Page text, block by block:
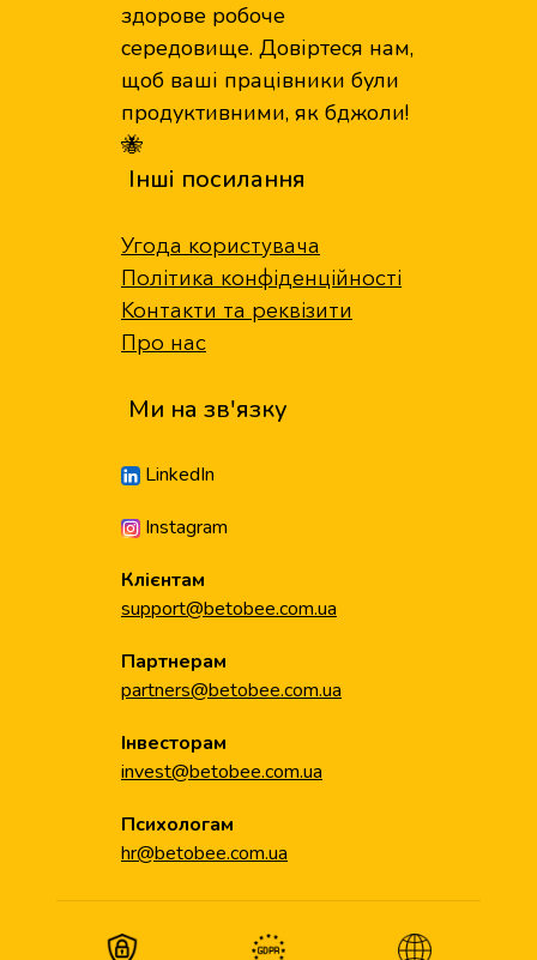
здорове робоче
середовище. Довіртеся нам,
щоб ваші працівники були
продуктивними, як бджоли!
🐝
Інші посилання
Угода користувача
Політика конфіденційності
Контакти та реквізити
Про нас
Ми на зв'язку
LinkedIn
Instagram
Клієнтам
support@betobee.com.ua
Партнерам
partners@betobee.com.ua
Інвесторам
invest@betobee.com.ua
Психологам
hr@betobee.com.ua